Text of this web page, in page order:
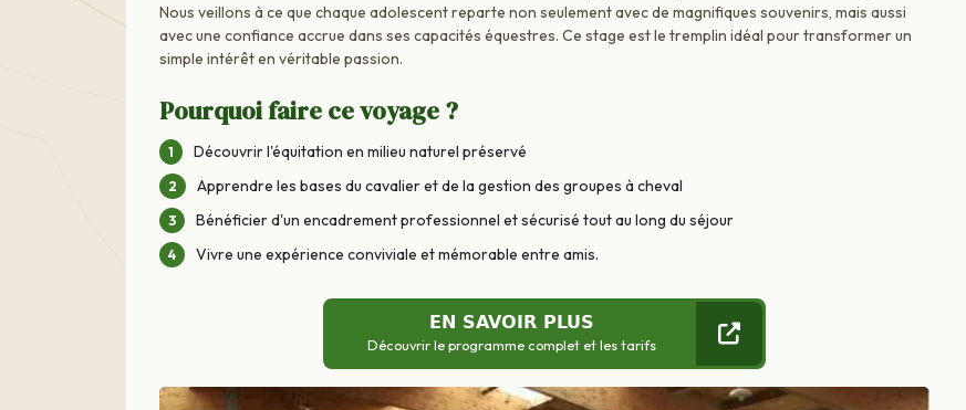
Nous veillons à ce que chaque adolescent reparte non seulement avec de magnifiques souvenirs, mais aussi
avec une confiance accrue dans ses capacités équestres. Ce stage est le tremplin idéal pour transformer un
simple intérêt en véritable passion.
Pourquoi faire ce voyage ?
Découvrir l'équitation en milieu naturel préservé
Apprendre les bases du cavalier et de la gestion des groupes à cheval
Bénéficier d'un encadrement professionnel et sécurisé tout au long du séjour
Vivre une expérience conviviale et mémorable entre amis.
EN SAVOIR PLUS
Découvrir le programme complet et les tarifs